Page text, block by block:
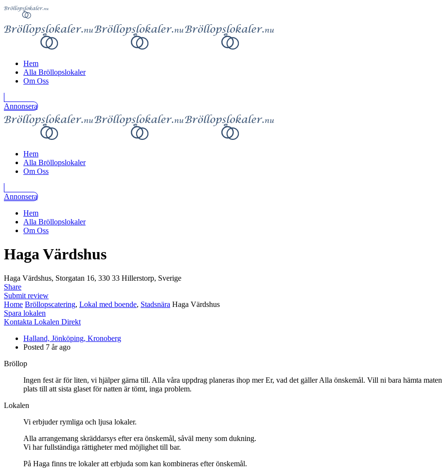
Hem
Alla Bröllopslokaler
Om Oss
Annonsera
Hem
Alla Bröllopslokaler
Om Oss
Annonsera
Hem
Alla Bröllopslokaler
Om Oss
Haga Värdshus
Haga Värdshus, Storgatan 16, 330 33 Hillerstorp, Sverige
Share
Submit review
Home Bröllopscatering, Lokal med boende, Stadsnära Haga Värdshus
Spara lokalen
Kontakta Lokalen Direkt
Halland, Jönköping, Kronoberg
Posted 7 år ago
Bröllop
Ingen fest är för liten, vi hjälper gärna till. Alla våra uppdrag planeras ihop mer Er, vad det gäller Alla önskemål. Vill ni bara hämta
plats till att sista glaset för natten är tömt, inga problem.
Lokalen
Vi erbjuder rymliga och ljusa lokaler.
Alla arrangemang skräddarsys efter era önskemål, såväl meny som dukning.
Vi har fullständiga rättigheter med möjlighet till bar.
På Haga finns tre lokaler att erbjuda som kan kombineras efter önskemål.